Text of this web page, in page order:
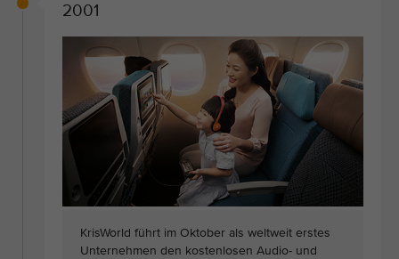
2001
KrisWorld führt im Oktober als weltweit erstes
Unternehmen den kostenlosen Audio- und